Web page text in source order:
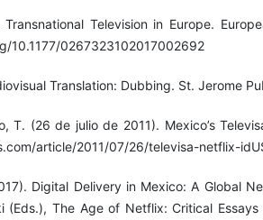
Television in Europe.
10.1177/0267323102017002692
Translation: Dubbing. St. Jerome
T. (26 de julio de 2011). Mexico’s
article/2011/07/26/televisa-netflix-
Digital Delivery in Mexico: A Global
(Eds.), The Age of Netflix: Critical